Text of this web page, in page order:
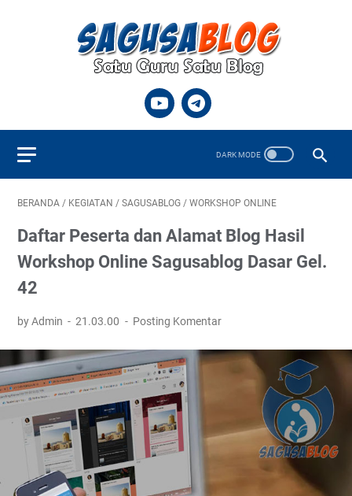
BERANDA / KEGIATAN / SAGUSABLOG / WORKSHOP ONLINE
Daftar Peserta dan Alamat Blog Hasil
Workshop Online Sagusablog Dasar Gel.
42
by Admin 21.03.00 Posting Komentar